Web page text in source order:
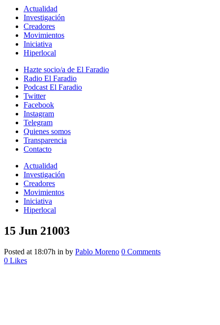
Actualidad
Investigación
Creadores
Movimientos
Iniciativa
Hiperlocal
Hazte socio/a de El Faradio
Radio El Faradio
Podcast El Faradio
Twitter
Facebook
Instagram
Telegram
Quienes somos
Transparencia
Contacto
Actualidad
Investigación
Creadores
Movimientos
Iniciativa
Hiperlocal
15 Jun 21003
Posted at 18:07h in by Pablo Moreno 0 Comments
0 Likes